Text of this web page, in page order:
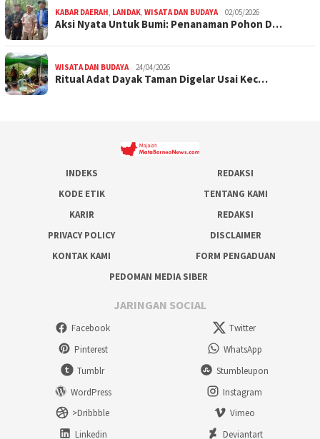
KABAR DAERAH, LANDAK, WISATA DAN BUDAYA 02/05/2026
Aksi Nyata Untuk Bumi: Penanaman Pohon D…
WISATA DAN BUDAYA 24/04/2026
Ritual Adat Dayak Taman Digelar Usai Kec…
INDEKS
REDAKSI
KODE ETIK
TENTANG KAMI
KARIR
REDAKSI
PRIVACY POLICY
DISCLAIMER
KONTAK KAMI
FORM PENGADUAN
PEDOMAN MEDIA SIBER
JARINGAN SOCIAL
Facebook
Twitter
Pinterest
WhatsApp
Tumblr
Stumbleupon
WordPress
Instagram
>Dribbble
Vimeo
Linkedin
Deviantart